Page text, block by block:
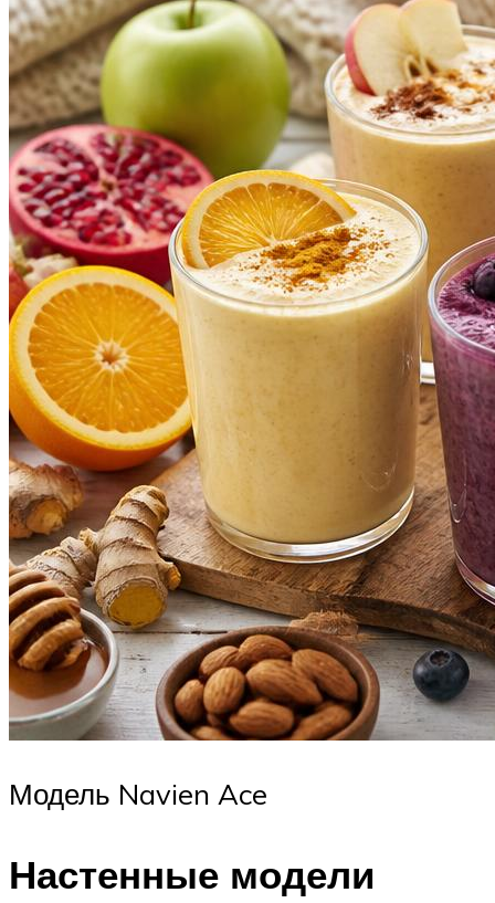
Модель Navien Ace
Настенные модели